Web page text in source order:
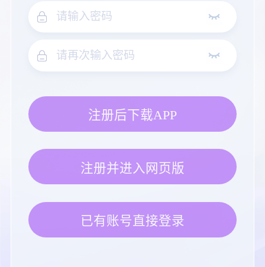
注册后下载APP
注册并进入网页版
已有账号直接登录